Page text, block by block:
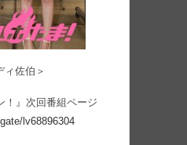
ィ佐伯＞
！』次回番組ページ
lv68896304